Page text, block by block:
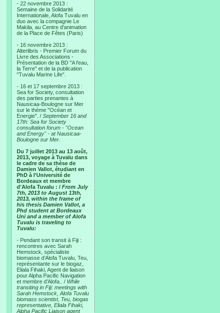
- 22 novembre 2013 :
Semaine de la Solidarité
Internationale, Alofa Tuvalu en
duo avec la compagnie Le
Makila, au Centre d'animation
de la Place de Fêtes (Paris)
- 16 novembre 2013 :
Alterlibris - Premier Forum du
Livre des Associations -
Présentation de la BD "A l'eau,
la Terre" et de la publication
"Tuvalu Marine Life".
- 16 et 17 septembre 2013 :
Sea for Society, consultation
des parties prenantes à
Nausicaa-Boulogne sur Mer
sur le thème "Océan et
Energie". / September 16 and
17th: Sea for Society
consultation forum - "Ocean
and Energy" - at Nausicaa-
Boulogne sur Mer.
Du 7 juillet 2013 au 13 août,
2013, voyage à Tuvalu dans
le cadre de sa thèse de
Damien Vallot, étudiant en
PhD à l'Université de
Bordeaux et membre
d'Alofa Tuvalu : / From July
7th, 2013 to August 13th,
2013, within the frame of
his thesis Damien Vallot, a
Phd student at Bordeaux
Uni and a member of Alofa
Tuvalu is traveling to
Tuvalu:
- Pendant son transit à Fiji :
rencontres avec Sarah
Hemstock, spécialiste
biomasse d’Alofa Tuvalu, Teu,
représentante sur le biogaz,
Eliala Fihaki, Agent de liaison
pour Alpha Pacific Navigation
et membre d’Alofa.. / While
transiting in Fiji: meetings with
Sarah Hemstock, Alofa Tuvalu
biomass scientist, Teu, biogas
representative, Eliala Fihaki,
Alpha Pacific Liaison agent